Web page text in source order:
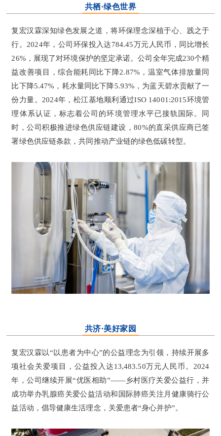
共栖·绿色世界
复宏汉霖深知绿色发展之道，将环保理念深植于心、践之于
行。2024年，公司环保投入达784.45万元人民币，同比增长
26%，展现了对环境保护的坚定承诺。公司全年完成230个精
益改善项目，综合能耗同比下降2.87%，温室气体排放量同
比下降5.47%，耗水量同比下降5.93%，为蓝天碧水贡献了一
份力量。2024年，松江基地顺利通过ISO 14001:2015环境管
理体系认证，标志着公司的环境管理水平已接轨国际。同
时，公司积极推进绿色供应链建设，80%的直采供应商已签
署绿色供应链条款，共同推动产业链的绿色低碳转型。
共济·美好家园
复宏汉霖以“以患者为中心”的公益理念为引领，持续开展多
项社会关爱项目，公益投入达13,483.50万元人民币。2024
年，公司继续开展“优医相助”——乡村医疗关爱公益行，并
成功举办乳腺癌关爱公益活动和国际肺癌关注月健康骑行公
益活动，倡导健康生活理念，关爱患者“身心并护”。